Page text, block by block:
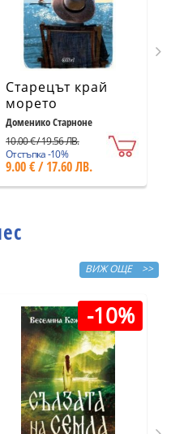
Старецът край
морето
Доменико Старноне
10.00 € / 19.56 ЛВ.
Отстъпка -10%
9.00 € / 17.60 ЛВ.
ВИЖ ОЩЕ >>
-10%